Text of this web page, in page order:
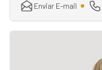
Enviar E-mail